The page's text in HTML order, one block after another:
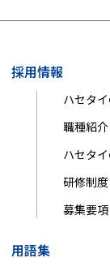
採用情報
ハセタ
職種紹介
ハセタ
研修制度
募集要項
用語集